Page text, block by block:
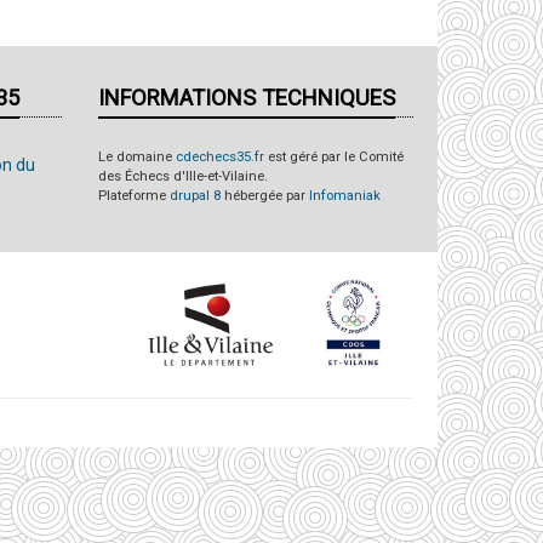
du
INFORMATIONS TECHNIQUES
Le domaine cdechecs35.fr est géré par le Comité
des Échecs d'Ille-et-Vilaine.
Plateforme drupal 8 hébergée par Infomaniak